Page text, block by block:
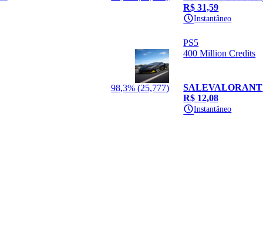
R$ 31,59
Instantâneo
98,3% (25,777)
PS5
400 Million Credits
SALEVALORANT
R$ 12,08
Instantâneo